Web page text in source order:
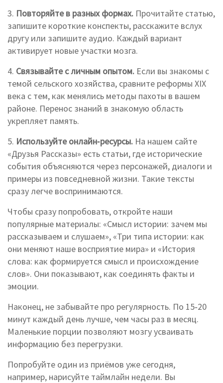
3. Повторяйте в разных формах. Прочитайте статью,
запишите короткие конспекты, расскажите вслух
другу или запишите аудио. Каждый вариант
активирует новые участки мозга.
4. Связывайте с личным опытом. Если вы знакомы с
темой сельского хозяйства, сравните реформы XIX
века с тем, как менялись методы пахоты в вашем
районе. Перенос знаний в знакомую область
укрепляет память.
5. Используйте онлайн‑ресурсы. На нашем сайте
«Друзья Рассказы» есть статьи, где исторические
события объясняются через персонажей, диалоги и
примеры из повседневной жизни. Такие тексты
сразу легче воспринимаются.
Чтобы сразу попробовать, откройте наши
популярные материалы: «Смысл истории: зачем мы
рассказываем и слушаем», «Три типа истории: как
они меняют наше восприятие мира» и «История
слова: как формируется смысл и происхождение
слов». Они показывают, как соединять факты и
эмоции.
Наконец, не забывайте про регулярность. По 15‑20
минут каждый день лучше, чем часы раз в месяц.
Маленькие порции позволяют мозгу усваивать
информацию без перегрузки.
Попробуйте один из приёмов уже сегодня,
например, нарисуйте таймлайн недели. Вы